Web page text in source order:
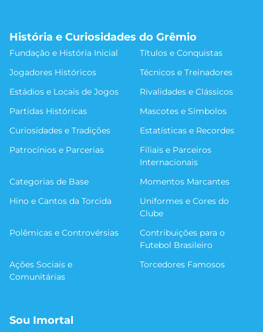
História e Curiosidades do Grêmio
Fundação e História Inicial
Títulos e Conquistas
Jogadores Históricos
Técnicos e Treinadores
Estádios e Locais de Jogos
Rivalidades e Clássicos
Partidas Históricas
Mascotes e Símbolos
Curiosidades e Tradições
Estatísticas e Recordes
Patrocínios e Parcerias
Filiais e Parceiros
Internacionais
Categorias de Base
Momentos Marcantes
Hino e Cantos da Torcida
Uniformes e Cores do
Clube
Polêmicas e Controvérsias
Contribuições para o
Futebol Brasileiro
Ações Sociais e
Comunitárias
Torcedores Famosos
Sou Imortal